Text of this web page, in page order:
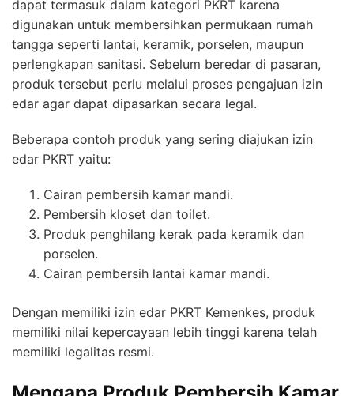
dapat termasuk dalam kategori PKRT karena
digunakan untuk membersihkan permukaan rumah
tangga seperti lantai, keramik, porselen, maupun
perlengkapan sanitasi. Sebelum beredar di pasaran,
produk tersebut perlu melalui proses pengajuan izin
edar agar dapat dipasarkan secara legal.
Beberapa contoh produk yang sering diajukan izin
edar PKRT yaitu:
Cairan pembersih kamar mandi.
Pembersih kloset dan toilet.
Produk penghilang kerak pada keramik dan
porselen.
Cairan pembersih lantai kamar mandi.
Dengan memiliki izin edar PKRT Kemenkes, produk
memiliki nilai kepercayaan lebih tinggi karena telah
memiliki legalitas resmi.